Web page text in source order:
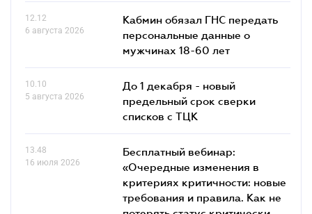
12.12
6 августа 2026
Кабмин обязал ГНС передать
персональные данные о
мужчинах 18-60 лет
10.10
5 августа 2026
До 1 декабря - новый
предельный срок сверки
списков c ТЦК
13.48
16 июля 2026
Бесплатный вебинар:
«Очередные изменения в
критериях критичности: новые
требования и правила. Как не